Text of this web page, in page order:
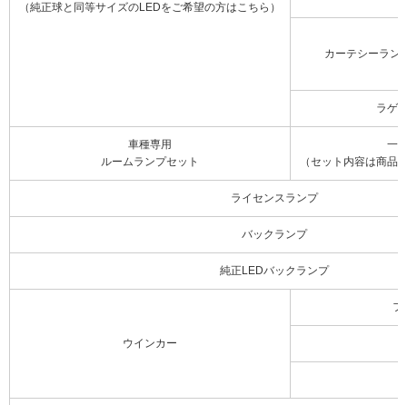
（純正球と同等サイズのLEDをご希望の方はこちら）
カーテシーラン
ラゲ
車種専用
ルームランプセット
一
（セット内容は商品
ライセンスランプ
バックランプ
純正LEDバックランプ
ウインカー
フ